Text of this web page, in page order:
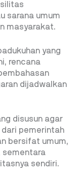
sarana umum
masyarakat.
yang
rencana
dijadwalkan
disusun agar
pemerintah
bersifat umum,
sementara
sendiri.